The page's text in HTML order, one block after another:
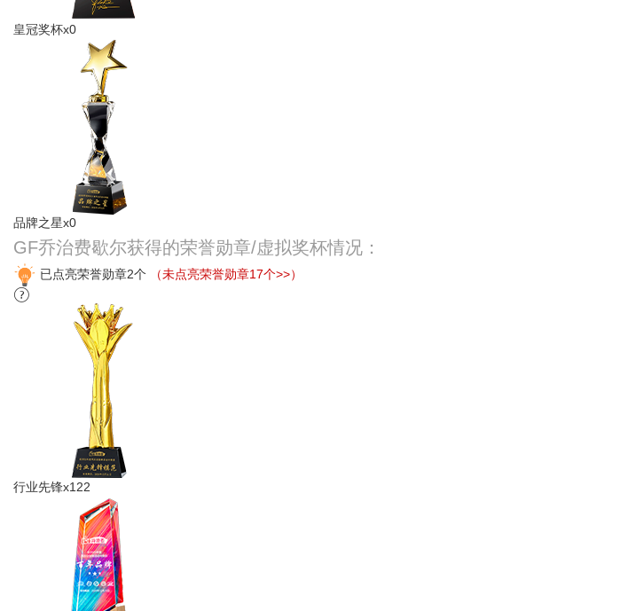
皇冠奖杯x0
品牌之星x0
GF乔治费歇尔获得的荣誉勋章/虚拟奖杯情况：
已点亮荣誉勋章2个 （未点亮荣誉勋章17个>>）
行业先锋x122